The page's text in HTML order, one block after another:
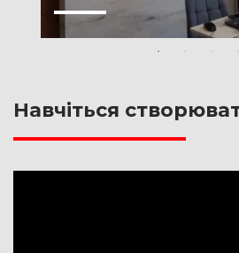
Навчіться